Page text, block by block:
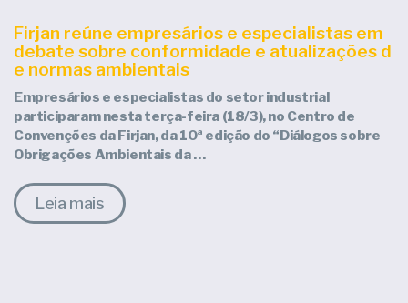
Firjan reúne empresários e especialistas em
debate sobre conformidade e atualizações d
e normas ambientais
Empresários e especialistas do setor industrial
participaram nesta terça-feira (18/3), no Centro de
Convenções da Firjan, da 10ª edição do “Diálogos sobre
Obrigações Ambientais da …
Leia mais